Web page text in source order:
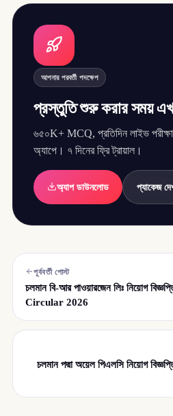
আপনার পরবর্তী পদক্ষেপ
প্রস্তুতি শুরু করার সময়
৬৫০K+ MCQ, প্রতিদিন লাইভ
অ্যাপে। ৭ দিনের ফ্রি ট্রায়াল।
অ্যাপ ডাউনলোড প্যাকেজ
পূর্ববর্তী পোস্ট
চলমান বি-আর পাওয়ারজেন লিঃ নিয়োগ
Circular 2026
চলমান পদ্মা অয়েল পিএলসি নিয়োগ